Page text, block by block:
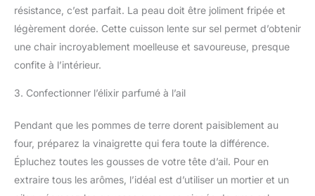
résistance, c’est parfait. La peau doit être joliment fripée et
légèrement dorée. Cette cuisson lente sur sel permet d’obtenir
une chair incroyablement moelleuse et savoureuse, presque
confite à l’intérieur.
3. Confectionner l’élixir parfumé à l’ail
Pendant que les pommes de terre dorent paisiblement au
four, préparez la vinaigrette qui fera toute la différence.
Épluchez toutes les gousses de votre tête d’ail. Pour en
extraire tous les arômes, l’idéal est d’utiliser un mortier et un